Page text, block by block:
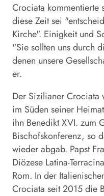
Crociata kommentierte
diese Zeit sei
Kirche". Einigkeit und
"Sie sollten uns durch
denen unsere
er.
Der Sizilianer
im Süden seiner
ihn Benedikt XVI. zum
Bischofskonferenz, so
wieder abgab. Papst
Diözese Latina-
Rom. In der
Crociata seit 2015 die